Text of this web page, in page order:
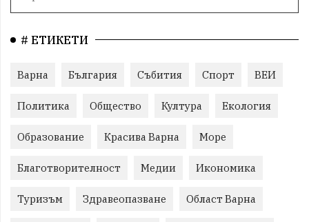
# ЕТИКЕТИ
Варна България Събития Спорт ВЕИ
Политика Общество Култура Екология
Образование Красива Варна Море
Благотворителност Медии Икономика
Туризъм Здравеопазване Област Варна